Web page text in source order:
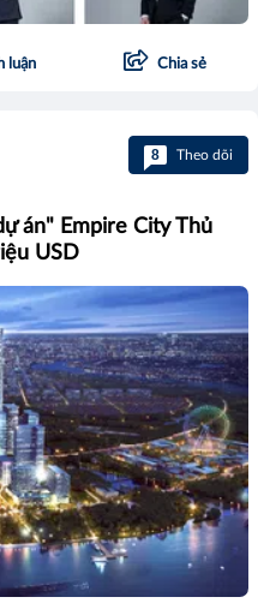
luận Chia sẻ
8 Theo dõi
án" Empire City Thủ
USD